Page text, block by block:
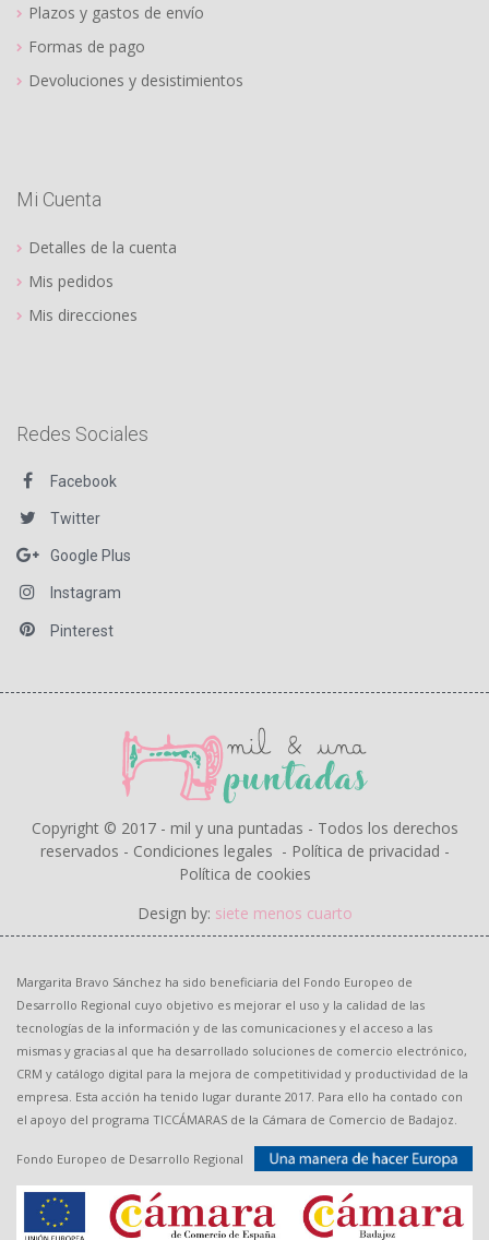
Plazos y gastos de envío
Formas de pago
Devoluciones y desistimientos
Mi Cuenta
Detalles de la cuenta
Mis pedidos
Mis direcciones
Redes Sociales
Facebook
Twitter
Google Plus
Instagram
Pinterest
Copyright © 2017 - mil y una puntadas - Todos los derechos
reservados - Condiciones legales - Política de privacidad -
Política de cookies
Design by: siete menos cuarto
Margarita Bravo Sánchez ha sido beneficiaria del Fondo Europeo de
Desarrollo Regional cuyo objetivo es mejorar el uso y la calidad de las
tecnologías de la información y de las comunicaciones y el acceso a las
mismas y gracias al que ha desarrollado soluciones de comercio electrónico,
CRM y catálogo digital para la mejora de competitividad y productividad de la
empresa. Esta acción ha tenido lugar durante 2017. Para ello ha contado con
el apoyo del programa TICCÁMARAS de la Cámara de Comercio de Badajoz.
Fondo Europeo de Desarrollo Regional